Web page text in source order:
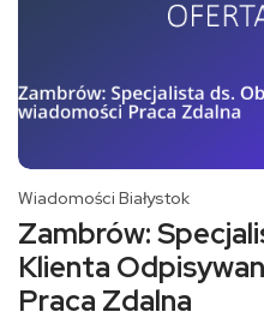
Wiadomości Białystok
Zambrów:
Klienta
Praca Zdalna